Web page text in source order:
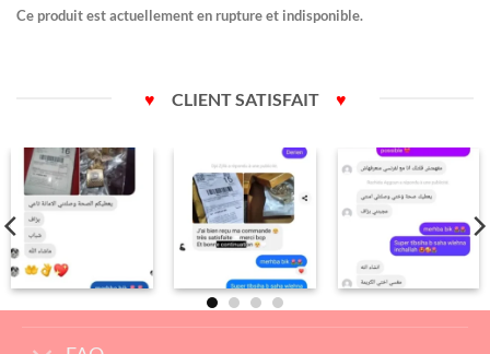
Ce produit est actuellement en rupture et indisponible.
♥ CLIENT SATISFAIT ♥